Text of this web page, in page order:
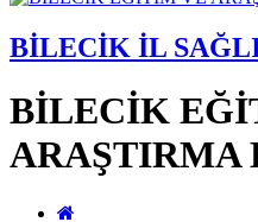
BİLECİK İL
BİLECİK
ARAŞTIRMA